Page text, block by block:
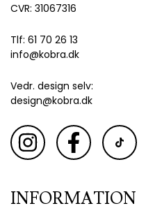
CVR: 31067316
Tlf: 61 70 26 13
info@kobra.dk
Vedr. design selv:
design@kobra.dk
INFORMATION